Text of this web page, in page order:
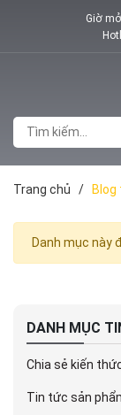
Giờ
Trang chủ /
Danh mục này
DANH MỤC
Chia sẻ kiến
Tin tức sản